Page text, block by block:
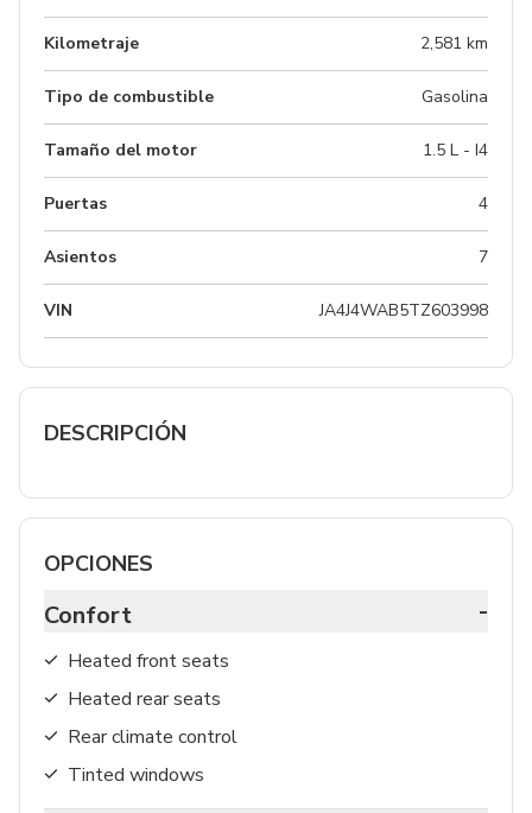
Kilometraje 2,581 km
Tipo de combustible Gasolina
Tamaño del motor 1.5 L - I4
Puertas 4
Asientos 7
VIN JA4J4WAB5TZ603998
DESCRIPCIÓN
OPCIONES
Confort -
Heated front seats
Heated rear seats
Rear climate control
Tinted windows